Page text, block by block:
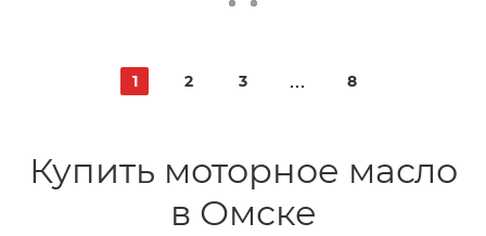
1 2 3 8
Купить моторное масло
в Омске